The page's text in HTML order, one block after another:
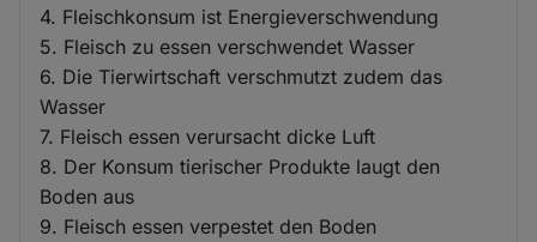
4. Fleischkonsum ist Energieverschwendung
5. Fleisch zu essen verschwendet Wasser
6. Die Tierwirtschaft verschmutzt zudem das
Wasser
7. Fleisch essen verursacht dicke Luft
8. Der Konsum tierischer Produkte laugt den
Boden aus
9. Fleisch essen verpestet den Boden